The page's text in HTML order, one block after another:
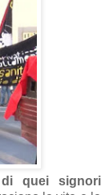
quei signori